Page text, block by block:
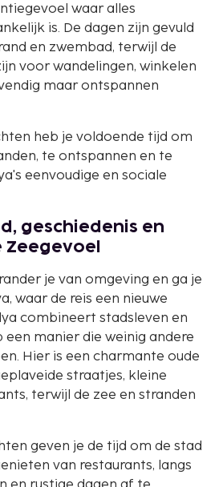
waar alles
is. De dagen zijn gevuld
en zwembad, terwijl de
voor wandelingen, winkelen
maar ontspannen
heb je voldoende tijd om
te ontspannen en te
eenvoudige en sociale
geschiedenis en
je van omgeving en ga je
waar de reis een nieuwe
combineert stadsleven en
manier die weinig andere
Hier is een charmante oude
straatjes, kleine
terwijl de zee en stranden
geven je de tijd om de stad
van restaurants, langs